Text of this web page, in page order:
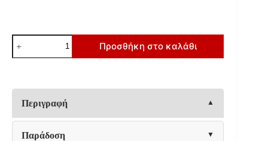
ΡΙΧΤΑΡΙ
Fylliana
MARROON
180x280εκ
ποσότητα
Προσθήκη στο καλάθι
Περιγραφή
Παράδοση